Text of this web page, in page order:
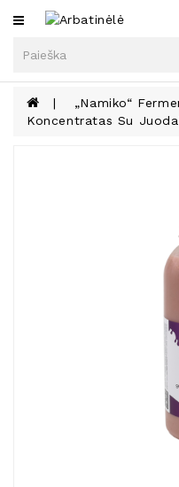
Kategorijos
Kava
„Namiko“
Koncentratas Su